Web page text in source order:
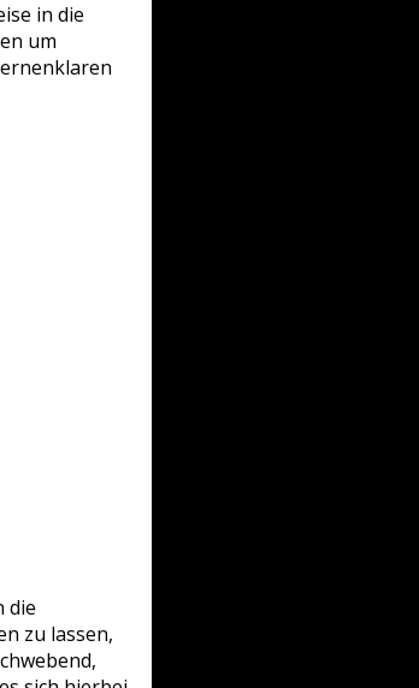
in die
um
die
zu lassen,